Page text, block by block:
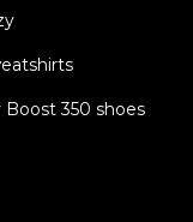
Boost 350 shoes